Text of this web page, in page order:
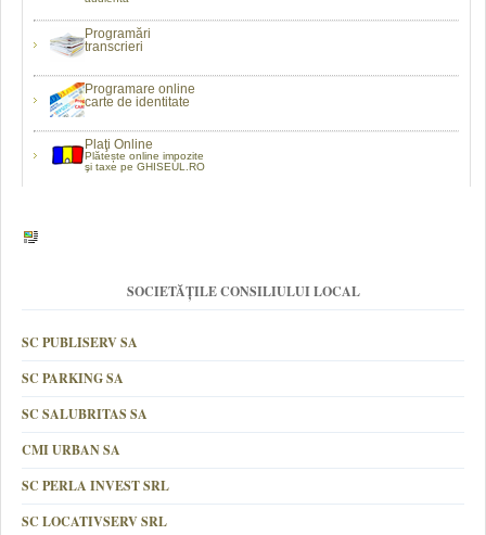
Programări
transcrieri
Programare online
carte de identitate
Plaţi Online
Plătește online impozite
şi taxe pe GHISEUL.RO
SOCIETĂȚILE CONSILIULUI LOCAL
SC PUBLISERV SA
SC PARKING SA
SC SALUBRITAS SA
CMI URBAN SA
SC PERLA INVEST SRL
SC LOCATIVSERV SRL